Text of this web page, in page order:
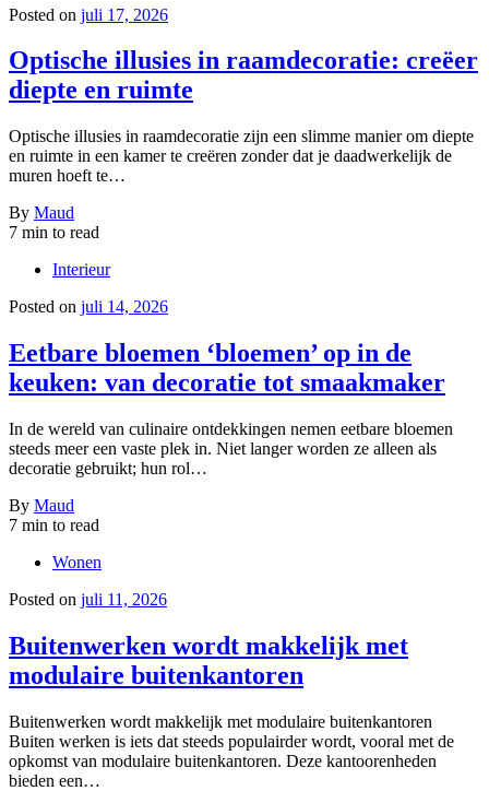
Posted on juli 17, 2026
Optische illusies in raamdecoratie: creëer
diepte en ruimte
Optische illusies in raamdecoratie zijn een slimme manier om diepte
en ruimte in een kamer te creëren zonder dat je daadwerkelijk de
muren hoeft te…
By Maud
7 min to read
Interieur
Posted on juli 14, 2026
Eetbare bloemen ‘bloemen’ op in de
keuken: van decoratie tot smaakmaker
In de wereld van culinaire ontdekkingen nemen eetbare bloemen
steeds meer een vaste plek in. Niet langer worden ze alleen als
decoratie gebruikt; hun rol…
By Maud
7 min to read
Wonen
Posted on juli 11, 2026
Buitenwerken wordt makkelijk met
modulaire buitenkantoren
Buitenwerken wordt makkelijk met modulaire buitenkantoren
Buiten werken is iets dat steeds populairder wordt, vooral met de
opkomst van modulaire buitenkantoren. Deze kantoorenheden
bieden een…